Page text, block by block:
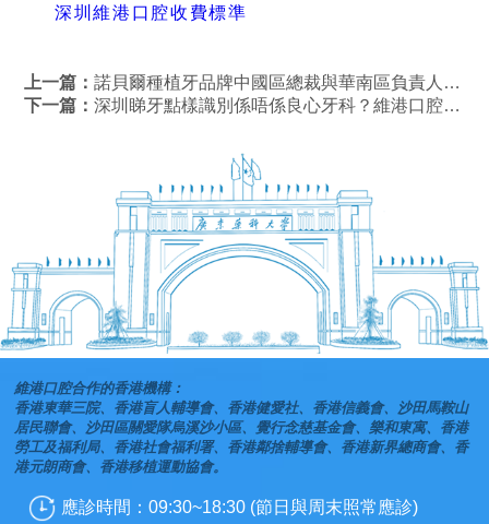
深圳維港口腔收費標準
上一篇：諾貝爾種植牙品牌中國區總裁與華南區負責人專程訪問維港口腔
下一篇：深圳睇牙點樣識別係唔係良心牙科？維港口腔良心牙科值得推介！
維港口腔合作的香港機構：
香港東華三院、香港盲人輔導會、香港健愛社、香港信義會、沙田馬鞍山
居民聯會、沙田區關愛隊烏溪沙小區、覺行念慈基金會、樂和東寓、香港
勞工及福利局、香港社會福利署、香港鄰捨輔導會、香港新界總商會、香
港元朗商會、香港移植運動協會。
應診時間：09:30~18:30 (節日與周末照常應診)